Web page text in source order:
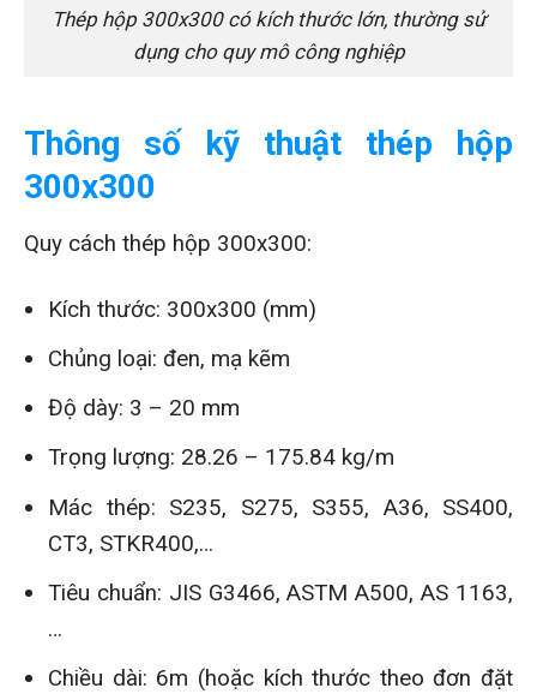
Thép hộp 300x300 có kích thước lớn, thường sử
dụng cho quy mô công nghiệp
Thông số kỹ thuật thép hộp
300x300
Quy cách thép hộp 300x300:
Kích thước: 300x300 (mm)
Chủng loại: đen, mạ kẽm
Độ dày: 3 – 20 mm
Trọng lượng: 28.26 – 175.84 kg/m
Mác thép: S235, S275, S355, A36, SS400,
CT3, STKR400,…
Tiêu chuẩn: JIS G3466, ASTM A500, AS 1163,
…
Chiều dài: 6m (hoặc kích thước theo đơn đặt